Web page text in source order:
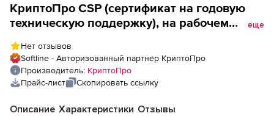
КриптоПро CSP (сертификат на годовую
техническую поддержку), на рабочем
еще
Нет отзывов
Softline - Авторизованный партнер КриптоПро
Производитель: КриптоПро
Прайс-лист
Скопировать ссылку
Описание Характеристики Отзывы